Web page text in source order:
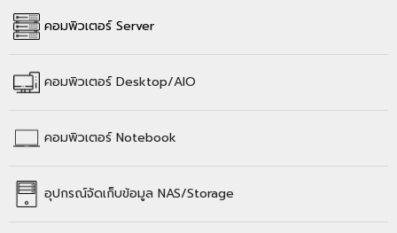
คอมพิวเตอร์ Server
คอมพิวเตอร์Desktop/AIO
คอมพิวเตอร์Notebook
อุปกรณ์จัดเก็บข้อมูล NAS/Storage